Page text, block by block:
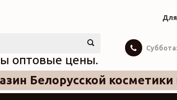
Белорусской косметики
оптовые цены.
Для